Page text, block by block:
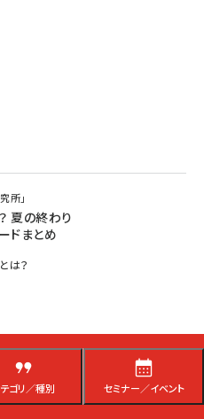
ゴリ／種別 セミナー／イベント
所」
夏の終わり
ドまとめ
は？